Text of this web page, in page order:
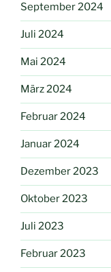
September 2024
Juli 2024
Mai 2024
März 2024
Februar 2024
Januar 2024
Dezember 2023
Oktober 2023
Juli 2023
Februar 2023